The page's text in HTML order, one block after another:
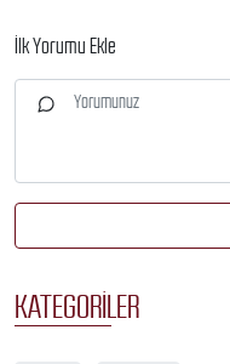
İlk Yorumu Ekle
KATEGORILER